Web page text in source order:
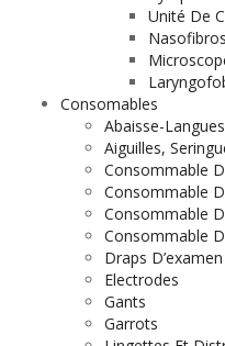
Unité De
Consomables
Abaisse-Langues
Aiguilles,
Consommable
Consommable
Consommable
Consommable
Draps D’examen
Electrodes
Gants
Garrots